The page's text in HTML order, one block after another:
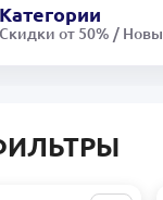
Категории
Скидки от 50% /